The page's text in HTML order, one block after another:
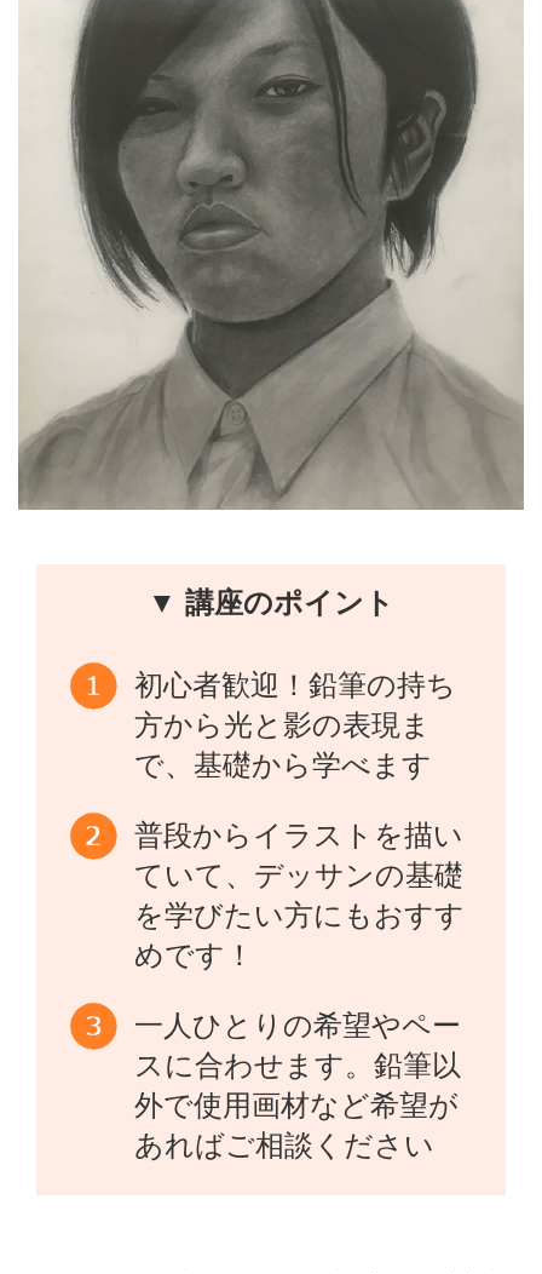
▼ 講座のポイント
初心者歓迎！鉛筆の持ち
方から光と影の表現ま
で、基礎から学べます
普段からイラストを描い
ていて、デッサンの基礎
を学びたい方にもおすす
めです！
一人ひとりの希望やペー
スに合わせます。鉛筆以
外で使用画材など希望が
あればご相談ください